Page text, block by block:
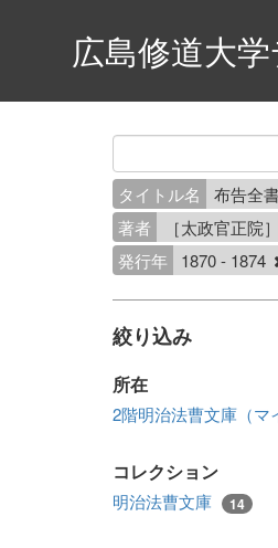
広島修道大
タイトル名
布告全
著者
［太政官正院
発行年
1870 - 1874
絞り込み
所在
2階明治法曹文庫（マ
コレクション
明治法曹文庫 14